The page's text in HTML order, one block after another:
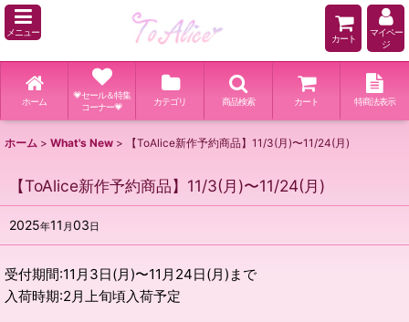
メニュー
カート
マイペー
ジ
ホーム
💗セール＆特集
コーナー💗
カテゴリ 商品検索 カート 特商法表示
ホーム > What's New > 【ToAlice新作予約商品】11/3(月)〜11/24(月)
【ToAlice新作予約商品】11/3(月)〜11/24(月)
2025年11 月03日
受付期間:11月3日(月)〜11月24日(月)まで
入荷時期:2月上旬頃入荷予定